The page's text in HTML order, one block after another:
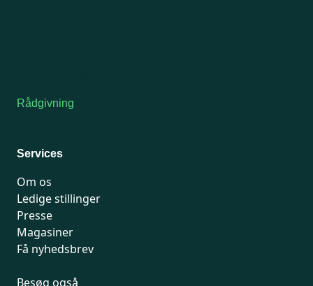
Rådgivning
Services
Om os
Ledige stillinger
Presse
Magasiner
Få nyhedsbrev
Besøg også